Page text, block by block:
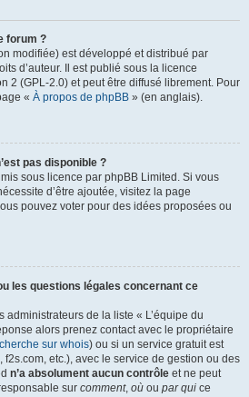
forum ?
modifiée) est développé et distribué par
d’auteur. Il est publié sous la licence
2 (GPL-2.0) et peut être diffusé librement. Pour
« À propos de phpBB » (en anglais).
pas disponible ?
sous licence par phpBB Limited. Si vous
d’être ajoutée, visitez la page
pouvez voter pour des idées proposées ou
les questions légales concernant ce
administrateurs de la liste « L’équipe du
alors prenez contact avec le propriétaire
sur whois) ou si un service gratuit est
f2s.com, etc.), avec le service de gestion ou des
n’a absolument aucun contrôle et ne peut
sur comment, où ou par qui ce